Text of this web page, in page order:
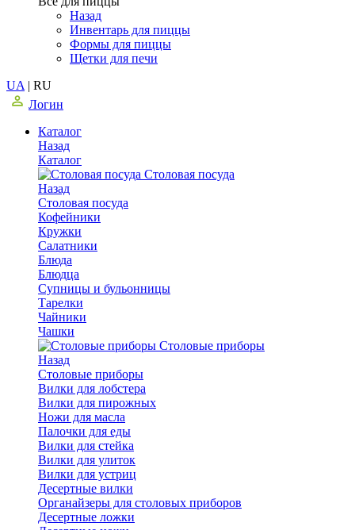
Назад
Инвентарь для пиццы
Формы для пиццы
Щетки для печи
UA | RU
Логин
Каталог
Назад
Каталог
Столовая посуда
Назад
Столовая посуда
Кофейники
Кружки
Салатники
Блюда
Блюдца
Супницы и бульонницы
Тарелки
Чайники
Чашки
Cтоловые приборы
Назад
Cтоловые приборы
Вилки для лобстера
Вилки для пирожных
Ножи для масла
Палочки для еды
Вилки для стейка
Вилки для улиток
Вилки для устриц
Десертные вилки
Органайзеры для столовых приборов
Десертные ложки